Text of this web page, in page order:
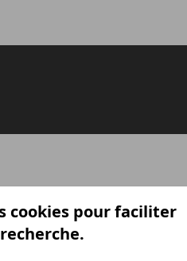
cookies pour faciliter